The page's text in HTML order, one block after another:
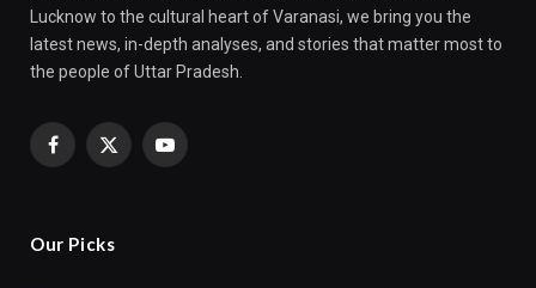
Lucknow to the cultural heart of Varanasi, we bring you the
latest news, in-depth analyses, and stories that matter most to
the people of Uttar Pradesh.
Facebook
X
YouTube
Our Picks